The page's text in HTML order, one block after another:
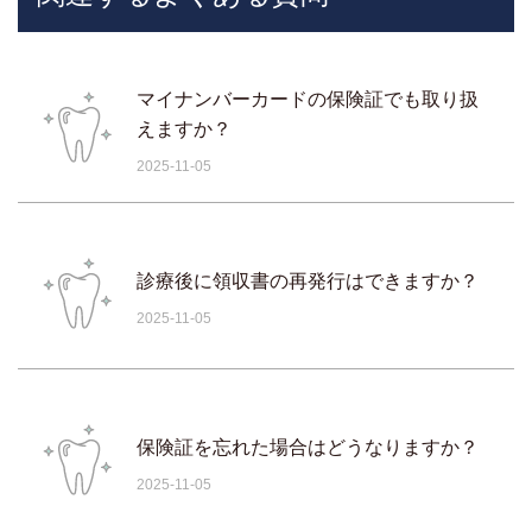
マイナンバーカードの保険証でも取り扱
えますか？
2025-11-05
診療後に領収書の再発行はできますか？
2025-11-05
保険証を忘れた場合はどうなりますか？
2025-11-05